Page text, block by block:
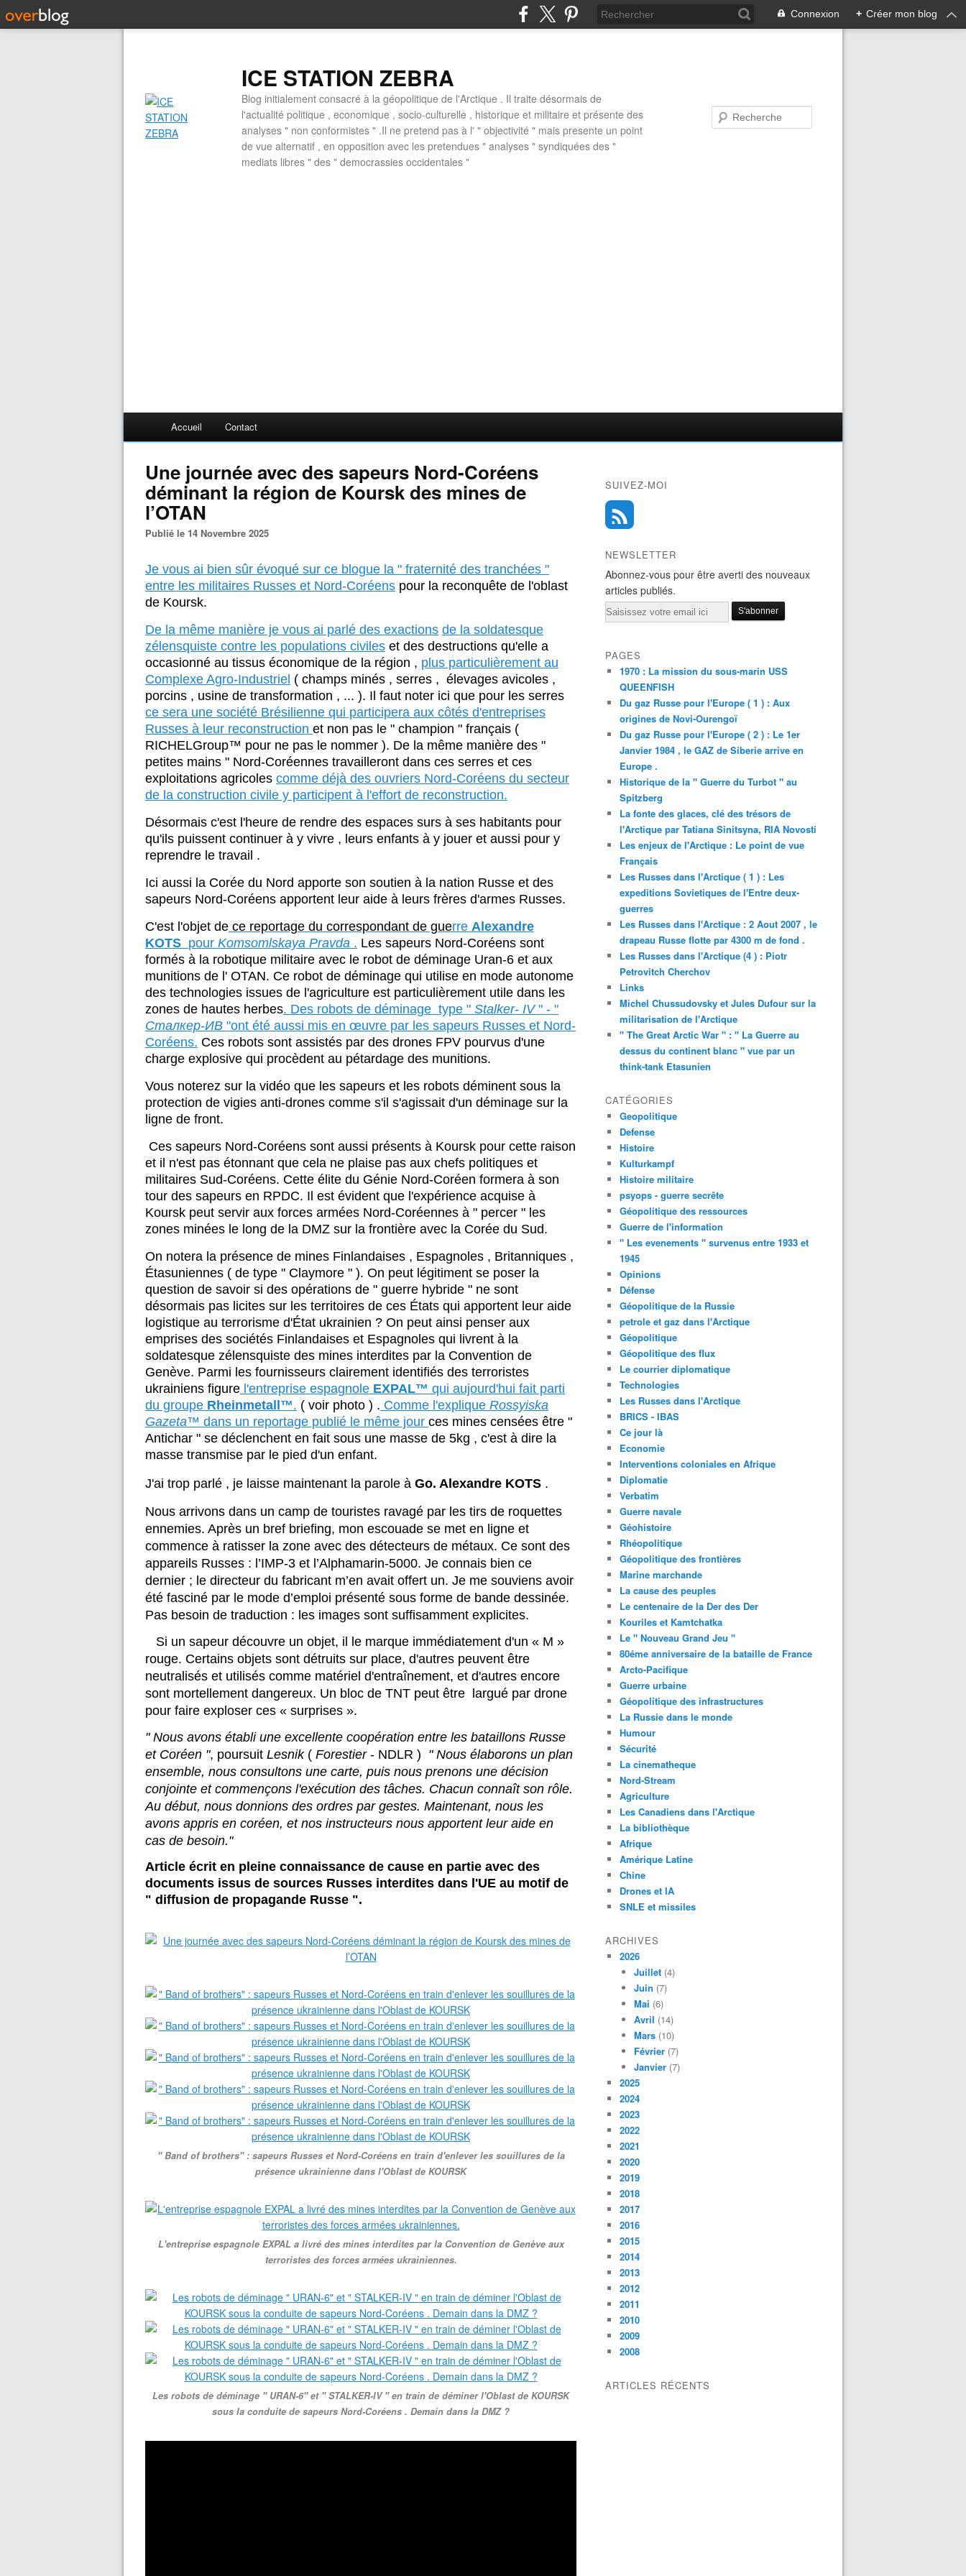
Connexion + Créer mon blog
ICE STATION ZEBRA
Blog initialement consacré à la géopolitique de l'Arctique . Il traite désormais de
l'actualité politique , economique , socio-culturelle , historique et militaire et présente des
analyses " non conformistes " .Il ne pretend pas à l' " objectivité " mais presente un point
de vue alternatif , en opposition avec les pretendues " analyses " syndiquées des "
mediats libres " des " democrassies occidentales "
Accueil Contact
Une journée avec des sapeurs Nord-Coréens
déminant la région de Koursk des mines de
l’OTAN
Publié le 14 Novembre 2025
Je vous ai bien sûr évoqué sur ce blogue la " fraternité des tranchées "
entre les militaires Russes et Nord-Coréens pour la reconquête de l'oblast
de Koursk.
De la même manière je vous ai parlé des exactions de la soldatesque
zélensquiste contre les populations civiles et des destructions qu'elle a
occasionné au tissus économique de la région , plus particulièrement au
Complexe Agro-Industriel ( champs minés , serres , élevages avicoles ,
porcins , usine de transformation , ... ). Il faut noter ici que pour les serres
ce sera une société Brésilienne qui participera aux côtés d'entreprises
Russes à leur reconstruction et non pas le " champion " français (
RICHELGroup™ pour ne pas le nommer ). De la même manière des "
petites mains " Nord-Coréennes travailleront dans ces serres et ces
exploitations agricoles comme déjà des ouvriers Nord-Coréens du secteur
de la construction civile y participent à l'effort de reconstruction.
Désormais c'est l'heure de rendre des espaces surs à ses habitants pour
qu'ils puissent continuer à y vivre , leurs enfants à y jouer et aussi pour y
reprendre le travail .
Ici aussi la Corée du Nord apporte son soutien à la nation Russe et des
sapeurs Nord-Coréens apportent leur aide à leurs frères d'armes Russes.
C'est l'objet de ce reportage du correspondant de guerre Alexandre
KOTS pour Komsomlskaya Pravda . Les sapeurs Nord-Coréens sont
formés à la robotique militaire avec le robot de déminage Uran-6 et aux
munitions de l' OTAN. Ce robot de déminage qui utilise en mode autonome
des technologies issues de l'agriculture est particulièrement utile dans les
zones de hautes herbes. Des robots de déminage type " Stalker- IV" - "
Сталкер-ИВ "ont été aussi mis en œuvre par les sapeurs Russes et Nord-
Coréens. Ces robots sont assistés par des drones FPV pourvus d'une
charge explosive qui procèdent au pétardage des munitions.
Vous noterez sur la vidéo que les sapeurs et les robots déminent sous la
protection de vigies anti-drones comme s'il s'agissait d'un déminage sur la
ligne de front.
Ces sapeurs Nord-Coréens sont aussi présents à Koursk pour cette raison
et il n'est pas étonnant que cela ne plaise pas aux chefs politiques et
militaires Sud-Coréens. Cette élite du Génie Nord-Coréen formera à son
tour des sapeurs en RPDC. Il est évident que l'expérience acquise à
Koursk peut servir aux forces armées Nord-Coréennes à " percer " les
zones minées le long de la DMZ sur la frontière avec la Corée du Sud.
On notera la présence de mines Finlandaises , Espagnoles , Britanniques ,
Étasuniennes ( de type " Claymore " ). On peut légitiment se poser la
question de savoir si des opérations de " guerre hybride " ne sont
désormais pas licites sur les territoires de ces États qui apportent leur aide
logistique au terrorisme d'État ukrainien ? On peut ainsi penser aux
emprises des sociétés Finlandaises et Espagnoles qui livrent à la
soldatesque zélensquiste des mines interdites par la Convention de
Genève. Parmi les fournisseurs clairement identifiés des terroristes
ukrainiens figure l'entreprise espagnole EXPAL™ qui aujourd'hui fait parti
du groupe Rheinmetall™. ( voir photo ) . Comme l'explique Rossyiska
Gazeta™ dans un reportage publié le même jour ces mines censées être "
Antichar " se déclenchent en fait sous une masse de 5kg , c'est à dire la
masse transmise par le pied d'un enfant.
J'ai trop parlé , je laisse maintenant la parole à Go. Alexandre KOTS .
Nous arrivons dans un camp de touristes ravagé par les tirs de roquettes
ennemies. Après un bref briefing, mon escouade se met en ligne et
commence à ratisser la zone avec des détecteurs de métaux. Ce sont des
appareils Russes : l’IMP-3 et l’Alphamarin-5000. Je connais bien ce
dernier ; le directeur du fabricant m’en avait offert un. Je me souviens avoir
été fasciné par le mode d’emploi présenté sous forme de bande dessinée.
Pas besoin de traduction : les images sont suffisamment explicites.
Si un sapeur découvre un objet, il le marque immédiatement d'un « M »
rouge. Certains objets sont détruits sur place, d'autres peuvent être
neutralisés et utilisés comme matériel d'entraînement, et d'autres encore
sont mortellement dangereux. Un bloc de TNT peut être largué par drone
pour faire exploser ces « surprises ».
" Nous avons établi une excellente coopération entre les bataillons Russe
et Coréen ", poursuit Lesnik( Forestier- NDLR ) " Nous élaborons un plan
ensemble, nous consultons une carte, puis nous prenons une décision
conjointe et commençons l'exécution des tâches. Chacun connaît son rôle.
Au début, nous donnions des ordres par gestes. Maintenant, nous les
avons appris en coréen, et nos instructeurs nous apportent leur aide en
cas de besoin."
Article écrit en pleine connaissance de cause en partie avec des
documents issus de sources Russes interdites dans l'UE au motif de
" diffusion de propagande Russe ".
" Band of brothers" : sapeurs Russes et Nord-Coréens en train d'enlever les souillures de la
présence ukrainienne dans l'Oblast de KOURSK
L'entreprise espagnole EXPAL a livré des mines interdites par la Convention de Genève aux
terroristes des forces armées ukrainiennes.
Les robots de déminage " URAN-6" et " STALKER-IV " en train de déminer l'Oblast de KOURSK
sous la conduite de sapeurs Nord-Coréens . Demain dans la DMZ ?
SUIVEZ-MOI
NEWSLETTER
Abonnez-vous pour être averti des nouveaux
articles publiés.
Email
PAGES
1970 : La mission du sous-marin USS
QUEENFISH
Du gaz Russe pour l'Europe ( 1 ) : Aux
origines de Novi-Ourengoï
Du gaz Russe pour l'Europe ( 2 ) : Le 1er
Janvier 1984 , le GAZ de Siberie arrive en
Europe .
Historique de la " Guerre du Turbot " au
Spitzberg
La fonte des glaces, clé des trésors de
l'Arctique par Tatiana Sinitsyna, RIA Novosti
Les enjeux de l'Arctique : Le point de vue
Français
Les Russes dans l'Arctique ( 1 ) : Les
expeditions Sovietiques de l'Entre deux-
guerres
Les Russes dans l'Arctique : 2 Aout 2007 , le
drapeau Russe flotte par 4300 m de fond .
Les Russes dans l'Arctique (4 ) : Piotr
Petrovitch Cherchov
Links
Michel Chussudovsky et Jules Dufour sur la
militarisation de l'Arctique
" The Great Arctic War " : " La Guerre au
dessus du continent blanc " vue par un
think-tank Etasunien
CATÉGORIES
Geopolitique
Defense
Histoire
Kulturkampf
Histoire militaire
psyops - guerre secrête
Géopolitique des ressources
Guerre de l'information
" Les evenements " survenus entre 1933 et
1945
Opinions
Défense
Géopolitique de la Russie
petrole et gaz dans l'Arctique
Géopolitique
Géopolitique des flux
Le courrier diplomatique
Technologies
Les Russes dans l'Arctique
BRICS - IBAS
Ce jour là
Economie
Interventions coloniales en Afrique
Diplomatie
Verbatim
Guerre navale
Géohistoire
Rhéopolitique
Géopolitique des frontières
Marine marchande
La cause des peuples
Le centenaire de la Der des Der
Kouriles et Kamtchatka
Le " Nouveau Grand Jeu "
80éme anniversaire de la bataille de France
Arcto-Pacifique
Guerre urbaine
Géopolitique des infrastructures
La Russie dans le monde
Humour
Sécurité
La cinematheque
Nord-Stream
Agriculture
Les Canadiens dans l'Arctique
La bibliothèque
Afrique
Amérique Latine
Chine
Drones et IA
SNLE et missiles
ARCHIVES
2026
Juillet (4)
Juin (7)
Mai (6)
Avril (14)
Mars (10)
Février (7)
Janvier (7)
2025
2024
2023
2022
2021
2020
2019
2018
2017
2016
2015
2014
2013
2012
2011
2010
2009
2008
ARTICLES RÉCENTS